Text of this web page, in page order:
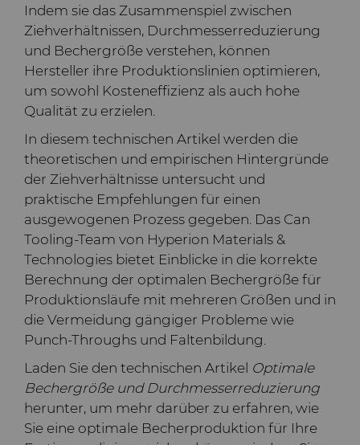
Skivit™ Wälzschäl-Rohlinge
Richtbohrwerkzeuge
Bohrlochkomplettierung
und Fracking
Durchflussregelventile
PCBN
BZN™ Kompakte
Specialty Thick BZN™
PCD
Compax™ PCD-
Werkzeugrohlinge
PCD der P-Serie
PCD der U-Serie
Pressfertige Pulver
Benutzerdefinierte Sorten
Standard-Sorten
Rotierende Messerwalzen
Lösungen im Bereich der
rotierenden Messerwalzen
Drehschneider-
Erweiterungen
Dienste
Sägezähne und Rohlinge
Sägezähne für die
Metallzerspanung und -
bearbeitung
Streifen-Rohlinge
Verschleißteile
Werkzeuge für die
Kaltumformung
Elektronische
Bondingwerkzeuge
Motor und Getriebe
Drahtziehwerkzeuge
Zusätzliche Rohteile für das
Drahtziehen
Grobe oder OD-
geschliffene Spitzen aus
Hartmetall
Stahlproduktion
Werkzeugbau
QEHS-Richtlinie
Forschung & Entwicklung
Allgemeine
Geschäftsbedingungen
Indem sie das Zusammenspiel zwischen
Ziehverhältnissen, Durchmesserreduzierung
und Bechergröße verstehen, können
Hersteller ihre Produktionslinien optimieren,
um sowohl Kosteneffizienz als auch hohe
Qualität zu erzielen.
In diesem technischen Artikel werden die
theoretischen und empirischen Hintergründe
der Ziehverhältnisse untersucht und
praktische Empfehlungen für einen
ausgewogenen Prozess gegeben. Das Can
Tooling-Team von Hyperion Materials &
Technologies bietet Einblicke in die korrekte
Berechnung der optimalen Bechergröße für
Produktionsläufe mit mehreren Größen und in
die Vermeidung gängiger Probleme wie
Punch-Throughs und Faltenbildung.
Laden Sie den technischen Artikel Optimale
Bechergröße und Durchmesserreduzierung
herunter, um mehr darüber zu erfahren, wie
Sie eine optimale Becherproduktion für Ihre